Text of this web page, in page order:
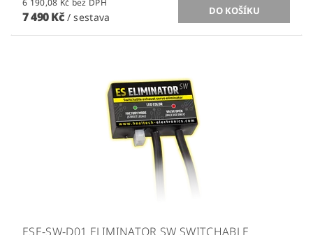
6 190,08 Kč bez DPH
7 490 Kč / sestava
ESE-SW-D01 ELIMINATOR SW SWITCHABLE